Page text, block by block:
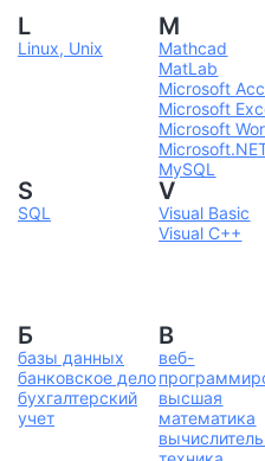
L
Linux, Unix
M
Mathcad
MatLab
Microsoft
Microsoft
Microsoft
MySQL
S
SQL
V
Visual Basic
Visual C++
Б
базы данных
банковское дело
бухгалтерский
учет
В
веб-
высшая
математика